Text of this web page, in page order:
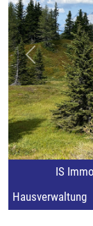
Previous
IS
Hausverwaltung